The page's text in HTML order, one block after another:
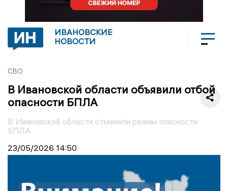
ИВАНОВСКИЕ
НОВОСТИ
СВО
В Ивановской области объявили отбой
опасности БПЛА
В Ивановской области отменили режим опасности
БПЛА
23/05/2026 14:50